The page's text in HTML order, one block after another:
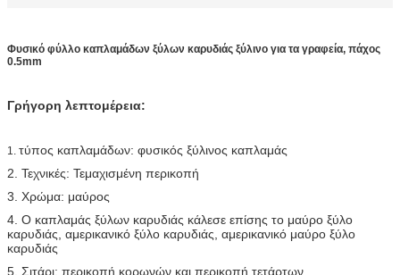
Φυσικό φύλλο καπλαμάδων ξύλων καρυδιάς ξύλινο για τα γραφεία, πάχος
0.5mm
Γρήγορη λεπτομέρεια:
1. τύπος καπλαμάδων: φυσικός ξύλινος καπλαμάς
2. Τεχνικές: Τεμαχισμένη περικοπή
3. Χρώμα: μαύρος
4. Ο καπλαμάς ξύλων καρυδιάς κάλεσε επίσης το μαύρο ξύλο
καρυδιάς, αμερικανικό ξύλο καρυδιάς, αμερικανικό μαύρο ξύλο
καρυδιάς
5. Σιτάρι: περικοπή κορωνών και περικοπή τετάρτων